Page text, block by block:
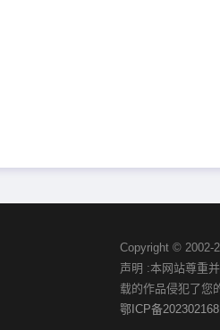
Copyright © 2002-
声明 :本网站尊重
载的作品侵犯了您
鄂ICP备